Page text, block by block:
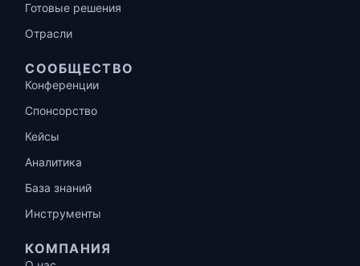
Готовые решения
Отрасли
СООБЩЕСТВО
Конференции
Спонсорство
Кейсы
Аналитика
База знаний
Инструменты
КОМПАНИЯ